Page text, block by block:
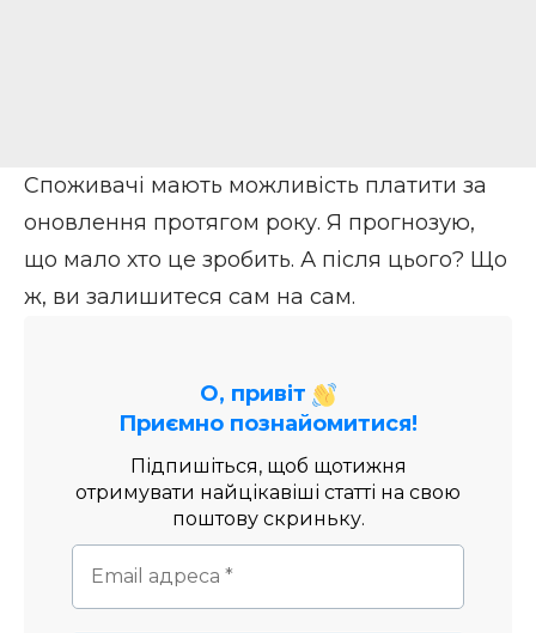
Споживачі мають можливість платити за
оновлення протягом року. Я прогнозую,
що мало хто це зробить. А після цього? Що
ж, ви залишитеся сам на сам.
О, привіт
Приємно познайомитися!
Підпишіться, щоб щотижня
отримувати найцікавіші статті на свою
поштову скриньку.